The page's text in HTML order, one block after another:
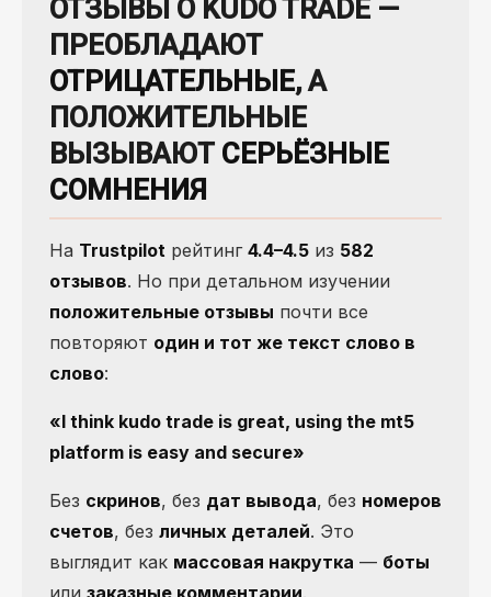
ОТЗЫВЫ О KUDO TRADE —
ПРЕОБЛАДАЮТ
ОТРИЦАТЕЛЬНЫЕ, А
ПОЛОЖИТЕЛЬНЫЕ
ВЫЗЫВАЮТ СЕРЬЁЗНЫЕ
СОМНЕНИЯ
На Trustpilot рейтинг 4.4–4.5 из 582
отзывов. Но при детальном изучении
положительные отзывы почти все
повторяют один и тот же текст слово в
слово:
«I think kudo trade is great, using the mt5
platform is easy and secure»
Без скринов, без дат вывода, без номеров
счетов, без личных деталей. Это
выглядит как массовая накрутка — боты
или заказные комментарии.